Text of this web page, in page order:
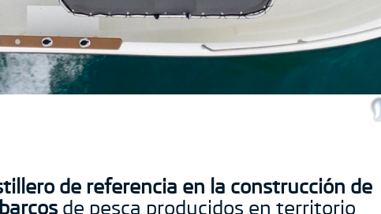
de referencia en la construcción de
de pesca producidos en territorio